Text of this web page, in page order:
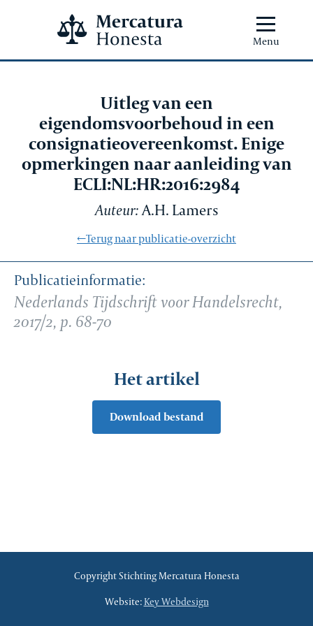
Menu
Uitleg van een
eigendomsvoorbehoud in een
consignatieovereenkomst. Enige
opmerkingen naar aanleiding van
ECLI:NL:HR:2016:2984
Auteur:A.H. Lamers
←Terug naar publicatie-overzicht
Publicatieinformatie:
Nederlands Tijdschrift voor Handelsrecht,
2017/2, p. 68-70
Het artikel
Download bestand
Copyright Stichting Mercatura Honesta
Website: Key Webdesign